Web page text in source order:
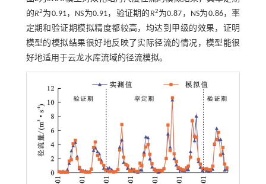
的R2为0.91，NS为0.91，验证期的R2为0.87，NS为0.86，率
定期和验证期模拟精度都较高，均达到甲级的效果，证明
模型的模拟结果很好地反映了实际径流的情况，模型能很
好地适用于云龙水库流域的径流模拟。